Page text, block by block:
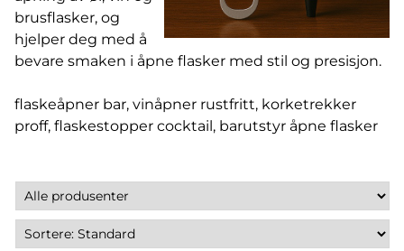
brusflasker, og
hjelper deg med å
bevare smaken i åpne flasker med stil og presisjon.
flaskeåpner bar, vinåpner rustfritt, korketrekker
proff, flaskestopper cocktail, barutstyr åpne flasker